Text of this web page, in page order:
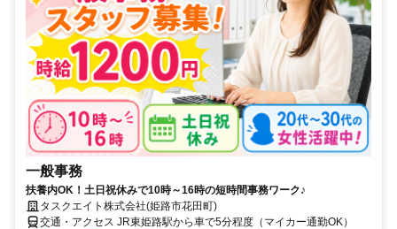
一般事務
扶養内OK！土日祝休みで10時～16時の短時間事務ワーク♪
タスクエイト株式会社(姫路市花田町)
交通・アクセス JR東姫路駅から車で5分程度（マイカー通勤OK）